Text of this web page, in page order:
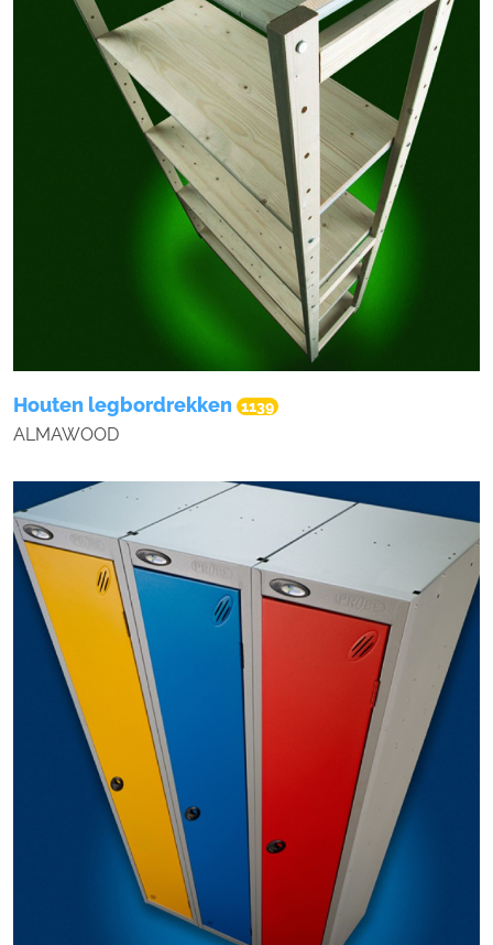
Houten legbordrekken 1139
ALMAWOOD